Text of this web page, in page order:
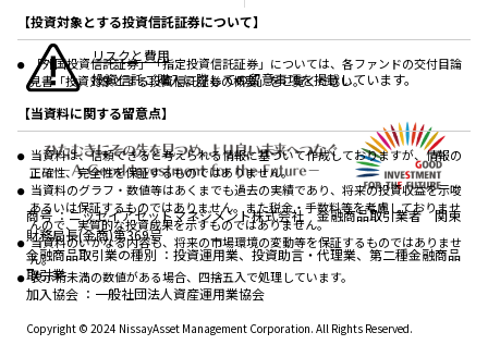
【投資対象とする投資信託証券について】
「外国投資信託証券」「指定投資信託証券」については、各ファンドの交付目論
見書「投資対象とする投資信託証券の概要」をご覧ください。
【当資料に関する留意点】
当資料は、信頼できると考えられる情報に基づいて作成しておりますが、情報の
正確性、完全性を保証するものではありません。
当資料のグラフ・数値等はあくまでも過去の実績であり、将来の投資収益を示唆
あるいは保証するものではありません。また税金・手数料等を考慮しておりませ
んので、実質的な投資成果を示すものではありません。
当資料のいかなる内容も、将来の市場環境の変動等を保証するものではありませ
ん。
表示桁未満の数値がある場合、四捨五入で処理しています。
リスクと費用
投資信託ご購入に際しての留意事項を掲載しています。
商号
ニッセイアセットマネジメント株式会社 金融商品取引業者 関東
財務局長(金商)第369号
金融商品取引業の種別
投資運用業、投資助言・代理業、第二種金融商品
取引業
加入協会
一般社団法人資産運用業協会
Copyright © 2024 NissayAsset Management Corporation. All Rights Reserved.